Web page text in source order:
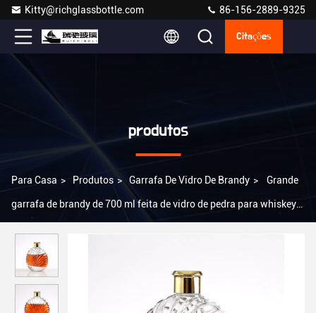
Kitty@richglassbottle.com 86-156-2889-9325
Citações
produtos
Para Casa > Produtos > Garrafa De Vidro De Brandy > Grande
garrafa de brandy de 700 ml feita de vidro de pedra para whiskey